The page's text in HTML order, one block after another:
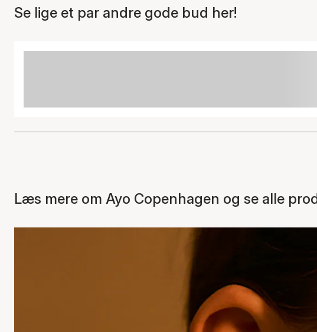
Se lige et par andre gode bud her!
Læs mere om Ayo Copenhagen og se alle